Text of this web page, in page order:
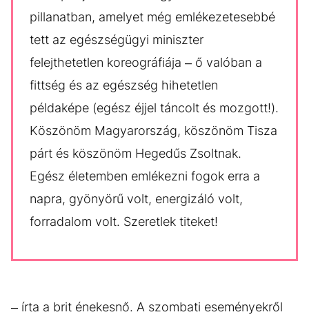
pillanatban, amelyet még emlékezetesebbé
tett az egészségügyi miniszter
felejthetetlen koreográfiája – ő valóban a
fittség és az egészség hihetetlen
példaképe (egész éjjel táncolt és mozgott!).
Köszönöm Magyarország, köszönöm Tisza
párt és köszönöm Hegedűs Zsoltnak.
Egész életemben emlékezni fogok erra a
napra, gyönyörű volt, energizáló volt,
forradalom volt. Szeretlek titeket!
– írta a brit énekesnő. A szombati eseményekről